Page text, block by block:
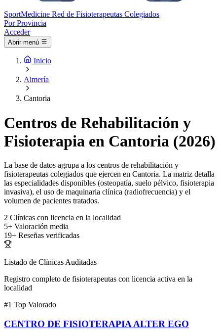
SportMedicine Red de Fisioterapeutas Colegiados
Por Provincia
Acceder
Abrir menú
Inicio
Almería
Cantoria
Centros de Rehabilitación y
Fisioterapia en Cantoria (2026)
La base de datos agrupa a los centros de rehabilitación y
fisioterapeutas colegiados que ejercen en Cantoria. La matriz detalla
las especialidades disponibles (osteopatía, suelo pélvico, fisioterapia
invasiva), el uso de maquinaria clínica (radiofrecuencia) y el
volumen de pacientes tratados.
2 Clínicas con licencia en la localidad
5+ Valoración media
19+ Reseñas verificadas
Listado de Clínicas Auditadas
Registro completo de fisioterapeutas con licencia activa en la
localidad
#1 Top Valorado
CENTRO DE FISIOTERAPIA ALTER EGO